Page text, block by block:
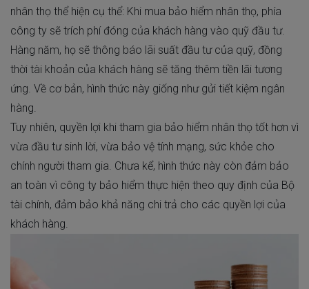
nhân thọ thể hiện cụ thể: Khi mua bảo hiểm nhân thọ, phía
công ty sẽ trích phí đóng của khách hàng vào quỹ đầu tư.
Hàng năm, họ sẽ thông báo lãi suất đầu tư của quỹ, đồng
thời tài khoản của khách hàng sẽ tăng thêm tiền lãi tương
ứng. Về cơ bản, hình thức này giống như gửi tiết kiệm ngân
hàng.
Tuy nhiên, quyền lợi khi tham gia bảo hiểm nhân thọ tốt hơn vì
vừa đầu tư sinh lời, vừa bảo vệ tính mạng, sức khỏe cho
chính người tham gia. Chưa kể, hình thức này còn đảm bảo
an toàn vì công ty bảo hiểm thực hiện theo quy định của Bộ
tài chính, đảm bảo khả năng chi trả cho các quyền lợi của
khách hàng.